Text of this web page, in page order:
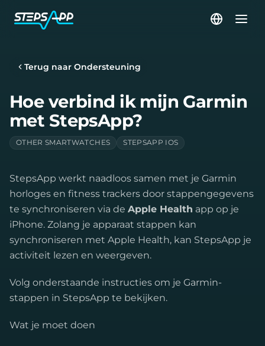
Terug naar Ondersteuning
Hoe verbind ik mijn Garmin
met StepsApp?
OTHER SMARTWATCHES STEPSAPP IOS
StepsApp werkt naadloos samen met je Garmin
horloges en fitness trackers door stappengegevens
te synchroniseren via de Apple Health app op je
iPhone. Zolang je apparaat stappen kan
synchroniseren met Apple Health, kan StepsApp je
activiteit lezen en weergeven.
Volg onderstaande instructies om je Garmin-
stappen in StepsApp te bekijken.
Wat je moet doen